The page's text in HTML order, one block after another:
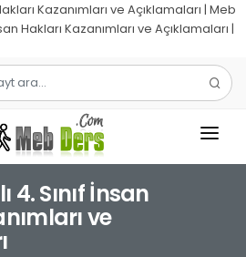
Kazanımları ve Açıklamaları | Meb
Hakları Kazanımları ve Açıklamaları |
4. Sınıf İnsan
ve